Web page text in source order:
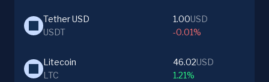
Tether USD
USDT
1.00USD
-0.01%
Litecoin
LTC
46.02USD
1.21%